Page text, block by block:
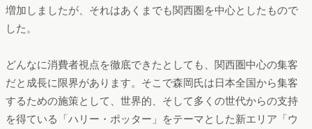
増加しましたが、それはあくまでも関西圏を中心としたもので
した。
どんなに消費者視点を徹底できたとしても、関西圏中心の集客
だと成長に限界があります。そこで森岡氏は日本全国から集客
するための施策として、世界的、そして多くの世代からの支持
を得ている「ハリー・ポッター」をテーマとした新エリア「ウ